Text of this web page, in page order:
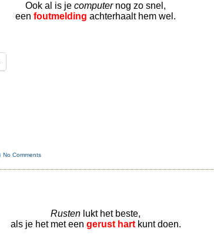
Ook al is jecomputernog zo snel,
eenfoutmelding achterhaalt hem wel.
No Comments
Rusten lukt het beste,
als je het met een gerust hartkunt doen.